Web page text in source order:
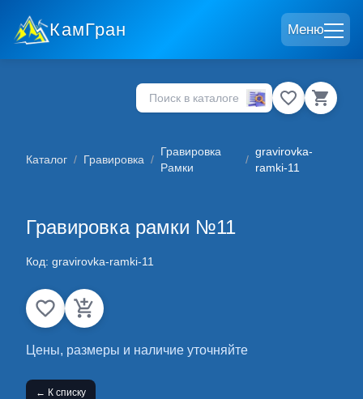
КамГран Меню
Каталог / Гравировка /
Гравировка
Рамки
/
gravirovka-
ramki-11
Гравировка рамки №11
Код: gravirovka-ramki-11
Цены, размеры и наличие уточняйте
← К списку